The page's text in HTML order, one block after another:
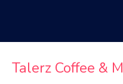
Talerz Coffee &